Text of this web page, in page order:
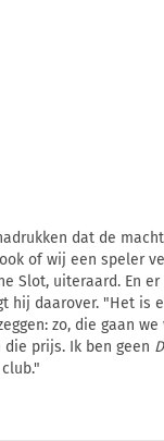
dat de
of wij een speler
Slot, uiteraard. En
hij daarover. "Het is
zo, die gaan
prijs. Ik ben geen